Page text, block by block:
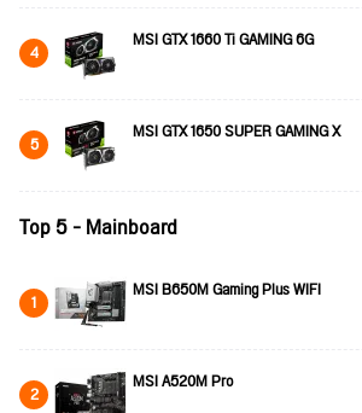
4 MSI GTX 1660 Ti GAMING 6G
5 MSI GTX 1650 SUPER GAMING X
Top 5 - Mainboard
1 MSI B650M Gaming Plus WIFI
2 MSI A520M Pro